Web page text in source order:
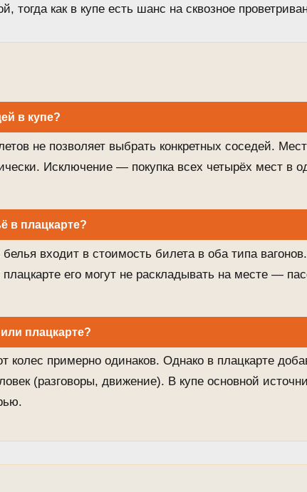
тогда как в купе есть шанс на сквозное
в купе?
не позволяет выбрать конкретных соседей.
Исключение — покупка всех четырёх мест в
в плацкарте?
входит в стоимость билета в оба типа
его могут не раскладывать на месте —
плацкарте?
колес примерно одинаков. Однако в плацкарте
(разговоры, движение). В купе основной